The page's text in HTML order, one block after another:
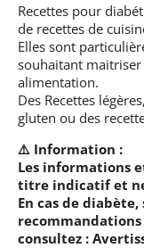
Recettes pour
de recettes de
Elles sont
souhaitant
alimentation.
Des Recettes
gluten ou des
⚠️ Information :
Les informations
titre indicatif et
En cas de
consultez :